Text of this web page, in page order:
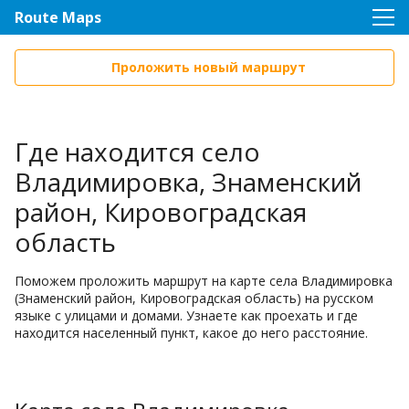
Route Maps
Проложить новый маршрут
Где находится село
Владимировка, Знаменский
район, Кировоградская
область
Поможем проложить маршрут на карте села Владимировка
(Знаменский район, Кировоградская область) на русском
языке с улицами и домами. Узнаете как проехать и где
находится населенный пункт, какое до него расстояние.